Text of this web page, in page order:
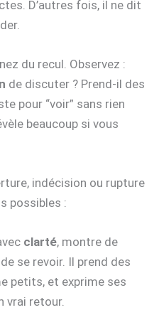
D’autres fois, il ne dit
du recul. Observez :
de discuter ? Prend-il des
pour “voir” sans rien
beaucoup si vous
indécision ou rupture
possibles :
clarté, montre de
se revoir. Il prend des
petits, et exprime ses
vrai retour.